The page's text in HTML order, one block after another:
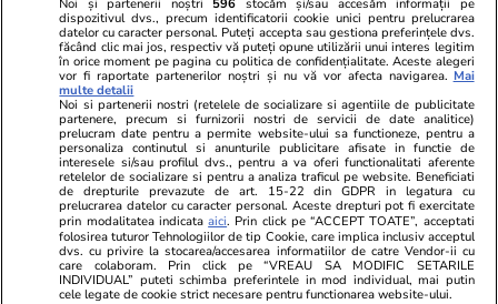
PARTENERI
Noi și partenerii noștri 596 stocăm și/sau accesăm informații pe
dispozitivul dvs., precum identificatorii cookie unici pentru prelucrarea
datelor cu caracter personal. Puteți accepta sau gestiona preferințele dvs.
făcând clic mai jos, respectiv vă puteți opune utilizării unui interes legitim
în orice moment pe pagina cu politica de confidențialitate. Aceste alegeri
vor fi raportate partenerilor noștri și nu vă vor afecta navigarea. Mai
multe detalii
Noi si partenerii nostri (retelele de socializare si agentiile de publicitate
partenere, precum si furnizorii nostri de servicii de date analitice)
prelucram date pentru a permite website-ului sa functioneze, pentru a
personaliza continutul si anunturile publicitare afisate in functie de
interesele si/sau profilul dvs., pentru a va oferi functionalitati aferente
retelelor de socializare si pentru a analiza traficul pe website. Beneficiati
de drepturile prevazute de art. 15-22 din GDPR in legatura cu
prelucrarea datelor cu caracter personal. Aceste drepturi pot fi exercitate
prin modalitatea indicataaici. Prin click pe “ACCEPT TOATE”, acceptati
folosirea tuturor Tehnologiilor de tip Cookie, care implica inclusiv acceptul
dvs. cu privire la stocarea/accesarea informatiilor de catre Vendor-ii cu
care colaboram. Prin click pe “VREAU SA MODIFIC SETARILE
INDIVIDUAL” puteti schimba preferintele in mod individual, mai putin
cele legate de cookie strict necesare pentru functionarea website-ului.